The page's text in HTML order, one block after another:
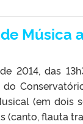
Música
2014, das
(em dois
(canto, flauta